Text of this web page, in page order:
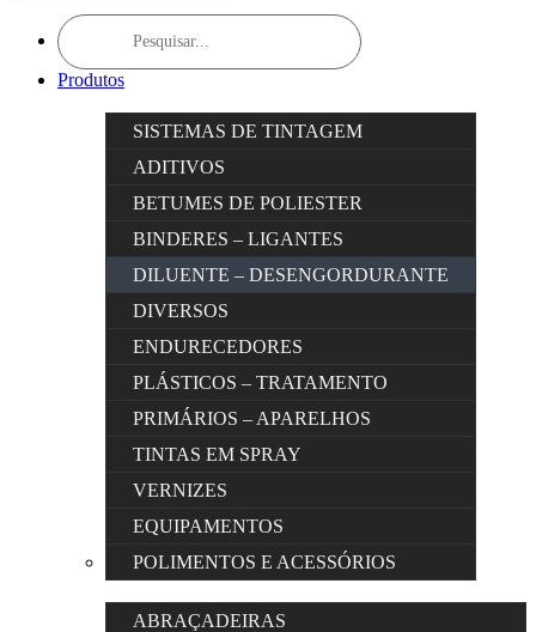
Products
search
Produtos
SISTEMAS DE TINTAGEM
ADITIVOS
BETUMES DE POLIESTER
BINDERES – LIGANTES
DILUENTE – DESENGORDURANTE
DIVERSOS
ENDURECEDORES
PLÁSTICOS – TRATAMENTO
PRIMÁRIOS – APARELHOS
TINTAS EM SPRAY
VERNIZES
EQUIPAMENTOS
POLIMENTOS E ACESSÓRIOS
ABRAÇADEIRAS